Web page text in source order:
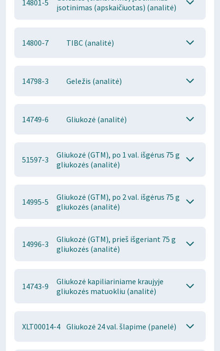
14801-5
įsotinimas (apskaičiuotas) (analitė)
14800-7 TIBC (analitė)
14798-3 Geležis (analitė)
14749-6 Gliukozė (analitė)
51597-3
Gliukozė (GTM), po 1 val. išgėrus 75 g
gliukozės (analitė)
14995-5
Gliukozė (GTM), po 2 val. išgėrus 75 g
gliukozės (analitė)
14996-3
Gliukozė (GTM), prieš išgeriant 75 g
gliukozės (analitė)
14743-9
Gliukozė kapiliariniame kraujyje
gliukozės matuokliu (analitė)
XLT00014-4 Gliukozė 24 val. šlapime (panelė)